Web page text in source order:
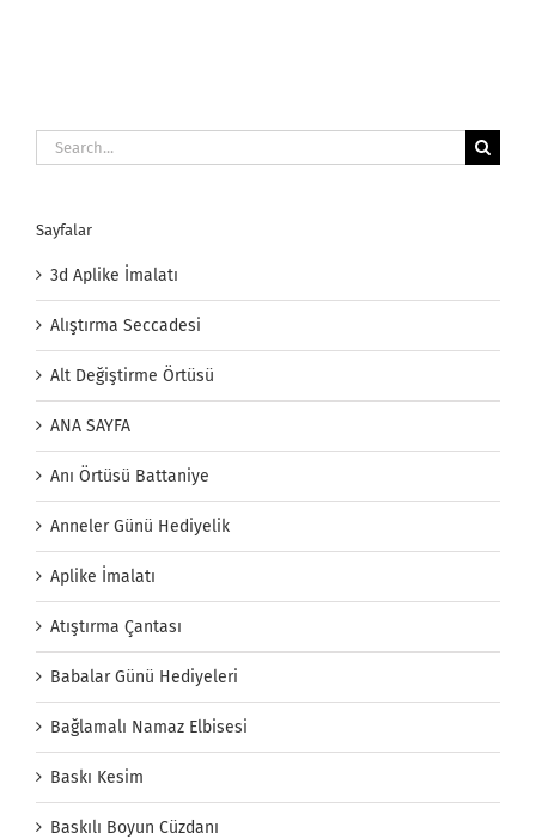
Search
for:
Sayfalar
3d Aplike İmalatı
Alıştırma Seccadesi
Alt Değiştirme Örtüsü
ANA SAYFA
Anı Örtüsü Battaniye
Anneler Günü Hediyelik
Aplike İmalatı
Atıştırma Çantası
Babalar Günü Hediyeleri
Bağlamalı Namaz Elbisesi
Baskı Kesim
Baskılı Boyun Cüzdanı